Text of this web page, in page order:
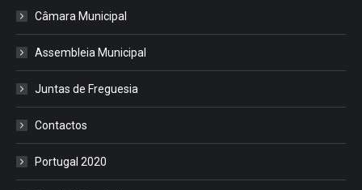
Câmara Municipal
Assembleia Municipal
Juntas de Freguesia
Contactos
Portugal 2020